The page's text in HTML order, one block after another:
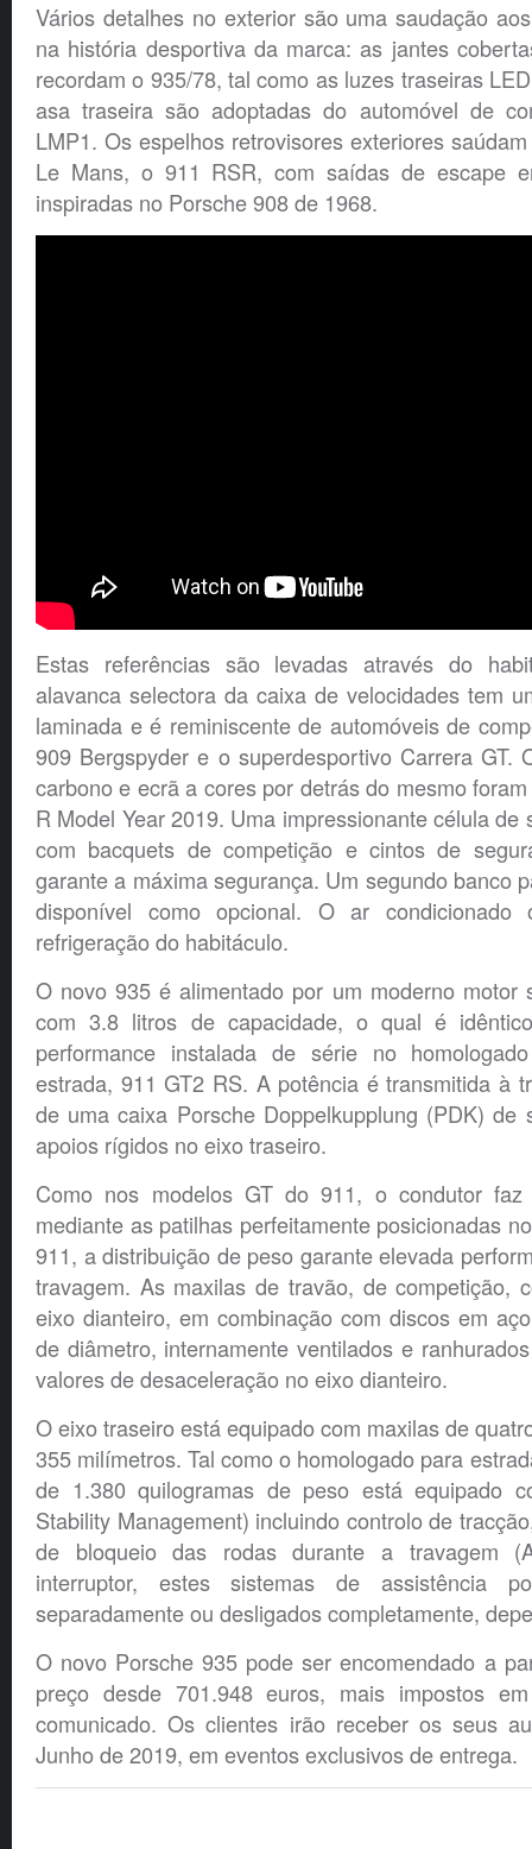
Vários detalhes no exterior são uma saudação
na história desportiva da marca: as jantes
recordam o 935/78, tal como as luzes traseiras
asa traseira são adoptadas do automóvel de
LMP1. Os espelhos retrovisores exteriores
Le Mans, o 911 RSR, com saídas de escape
inspiradas no Porsche 908 de 1968.
Estas referências são levadas através do
alavanca selectora da caixa de velocidades tem
laminada e é reminiscente de automóveis de
909 Bergspyder e o superdesportivo Carrera GT.
carbono e ecrã a cores por detrás do mesmo
R Model Year 2019. Uma impressionante célula de
com bacquets de competição e cintos de
garante a máxima segurança. Um segundo banco
disponível como opcional. O ar condicionado
refrigeração do habitáculo.
O novo 935 é alimentado por um moderno motor
com 3.8 litros de capacidade, o qual é
performance instalada de série no
estrada, 911 GT2 RS. A potência é transmitida à
de uma caixa Porsche Doppelkupplung (PDK) de
apoios rígidos no eixo traseiro.
Como nos modelos GT do 911, o condutor faz
mediante as patilhas perfeitamente posicionadas
911, a distribuição de peso garante elevada
travagem. As maxilas de travão, de competição,
eixo dianteiro, em combinação com discos em
de diâmetro, internamente ventilados e
valores de desaceleração no eixo dianteiro.
O eixo traseiro está equipado com maxilas de
355 milímetros. Tal como o homologado para
de 1.380 quilogramas de peso está equipado
Stability Management) incluindo controlo de
de bloqueio das rodas durante a travagem
interruptor, estes sistemas de assistência
separadamente ou desligados completamente,
O novo Porsche 935 pode ser encomendado a
preço desde 701.948 euros, mais impostos
comunicado. Os clientes irão receber os seus
Junho de 2019, em eventos exclusivos de entrega.